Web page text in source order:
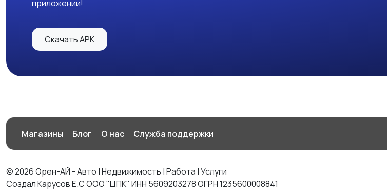
приложении!
Скачать APK
Магазины Блог О нас Служба поддержки
© 2026 Орен-АЙ - Авто | Недвижимость | Работа | Услуги
Создал Карусов Е.С ООО "ЦПК" ИНН 5609203278 ОГРН 1235600008841